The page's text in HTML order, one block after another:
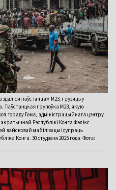
здаліся паўстанцам M23, грузяць у
Паўстанцкая групоўка M23, якую
гораду Гома, адміністрацыйнага цэнтру
Рэспублікі Конга Фэлікс
вайсковай мабілізацыі супраць
Конга. 30 студзеня 2025 года. Фота: